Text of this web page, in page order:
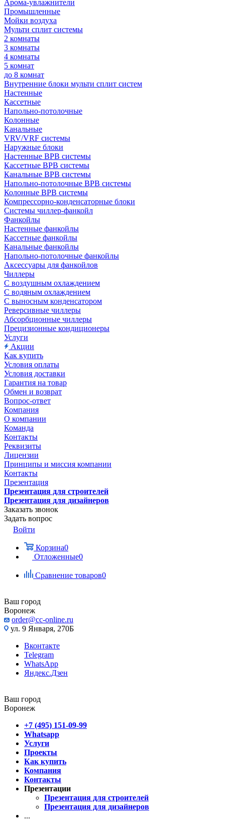
Арома-увлажнители
Промышленные
Мойки воздуха
Мульти сплит системы
2 комнаты
3 комнаты
4 комнаты
5 комнат
до 8 комнат
Внутренние блоки мульти сплит систем
Настенные
Кассетные
Напольно-потолочные
Колонные
Канальные
VRV/VRF системы
Наружные блоки
Настенные ВРВ системы
Кассетные ВРВ системы
Канальные ВРВ системы
Напольно-потолочные ВРВ системы
Колонные ВРВ системы
Компрессорно-конденсаторные блоки
Системы чиллер-фанкойл
Фанкойлы
Настенные фанкойлы
Кассетные фанкойлы
Канальные фанкойлы
Напольно-потолочные фанкойлы
Аксессуары для фанкойлов
Чиллеры
С воздушным охлаждением
С водяным охлаждением
С выносным конденсатором
Реверсивные чиллеры
Абсорбционные чиллеры
Прецизионные кондиционеры
Услуги
Акции
Как купить
Условия оплаты
Условия доставки
Гарантия на товар
Обмен и возврат
Вопрос-ответ
Компания
О компании
Команда
Контакты
Реквизиты
Лицензии
Принципы и миссия компании
Контакты
Презентация
Презентация для строителей
Презентация для дизайнеров
Заказать звонок
Задать вопрос
Войти
Корзина0
Отложенные0
Сравнение товаров0
Ваш город
Воронеж
order@cc-online.ru
ул. 9 Января, 270Б
Вконтакте
Telegram
WhatsApp
Яндекс.Дзен
Ваш город
Воронеж
+7 (495) 151-09-99
Whatsapp
Услуги
Проекты
Как купить
Компания
Контакты
Презентации
Презентация для строителей
Презентация для дизайнеров
...